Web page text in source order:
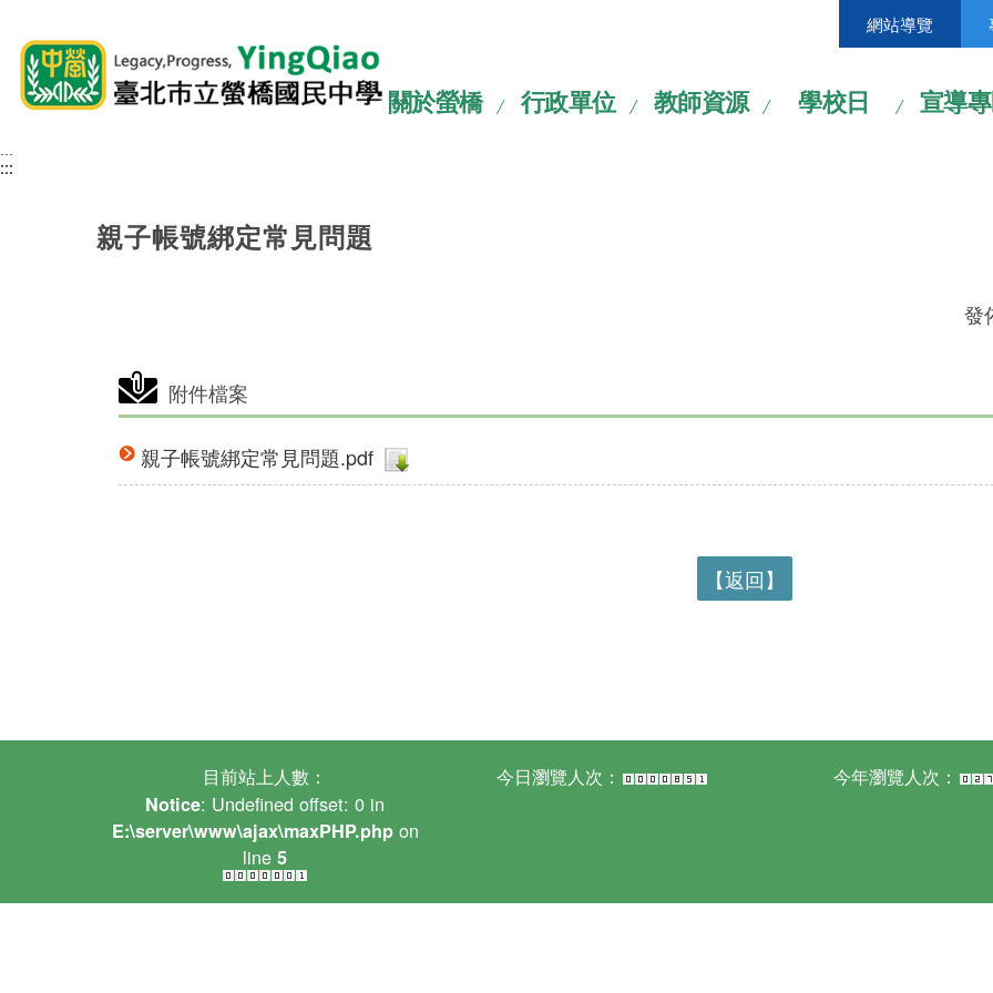
:::
網站導覽
關於螢橋 行政單位 教師資源 學校日 宣導
:::
:::
親子帳號綁定常見問題
發
附件檔案
親子帳號綁定常見問題.pdf
【返回】
目前站上人數：
Notice: Undefined offset: 0 in
E:\server\www\ajax\maxPHP.phpon
line5
今日瀏覽人次： 今年瀏覽人次：